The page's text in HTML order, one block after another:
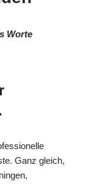
Worte
Ganz gleich,